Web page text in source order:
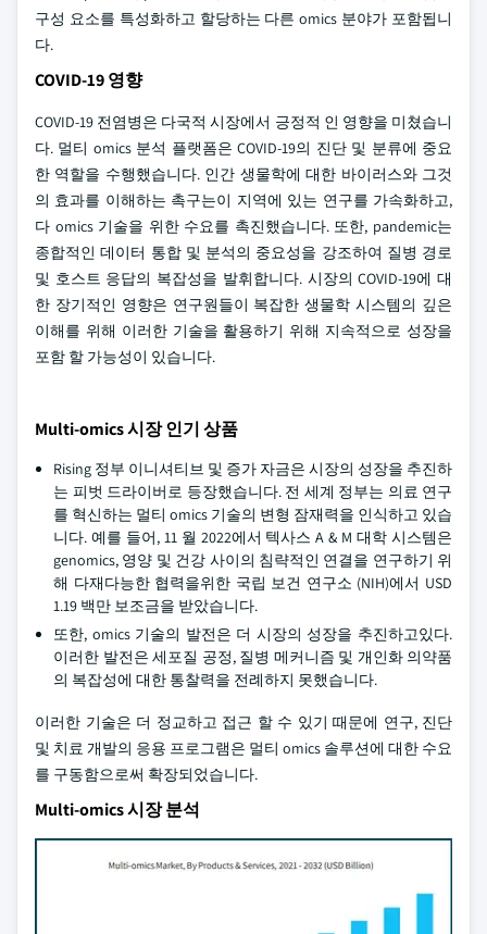
구성 요소를 특성화하고 할당하는 다른 omics 분야가 포함됩니
다.
COVID-19 영향
COVID-19 전염병은 다국적 시장에서 긍정적 인 영향을 미쳤습니
다. 멀티 omics 분석 플랫폼은 COVID-19의 진단 및 분류에 중요
한 역할을 수행했습니다. 인간 생물학에 대한 바이러스와 그것
의 효과를 이해하는 촉구는이 지역에 있는 연구를 가속화하고,
다 omics 기술을 위한 수요를 촉진했습니다. 또한, pandemic는
종합적인 데이터 통합 및 분석의 중요성을 강조하여 질병 경로
및 호스트 응답의 복잡성을 발휘합니다. 시장의 COVID-19에 대
한 장기적인 영향은 연구원들이 복잡한 생물학 시스템의 깊은
이해를 위해 이러한 기술을 활용하기 위해 지속적으로 성장을
포함 할 가능성이 있습니다.
Multi-omics 시장 인기 상품
Rising 정부 이니셔티브 및 증가 자금은 시장의 성장을 추진하
는 피벗 드라이버로 등장했습니다. 전 세계 정부는 의료 연구
를 혁신하는 멀티 omics 기술의 변형 잠재력을 인식하고 있습
니다. 예를 들어, 11 월 2022에서 텍사스 A & M 대학 시스템은
genomics, 영양 및 건강 사이의 침략적인 연결을 연구하기 위
해 다재다능한 협력을위한 국립 보건 연구소 (NIH)에서 USD
1.19 백만 보조금을 받았습니다.
또한, omics 기술의 발전은 더 시장의 성장을 추진하고있다.
이러한 발전은 세포질 공정, 질병 메커니즘 및 개인화 의약품
의 복잡성에 대한 통찰력을 전례하지 못했습니다.
이러한 기술은 더 정교하고 접근 할 수 있기 때문에 연구, 진단
및 치료 개발의 응용 프로그램은 멀티 omics 솔루션에 대한 수요
를 구동함으로써 확장되었습니다.
Multi-omics 시장 분석